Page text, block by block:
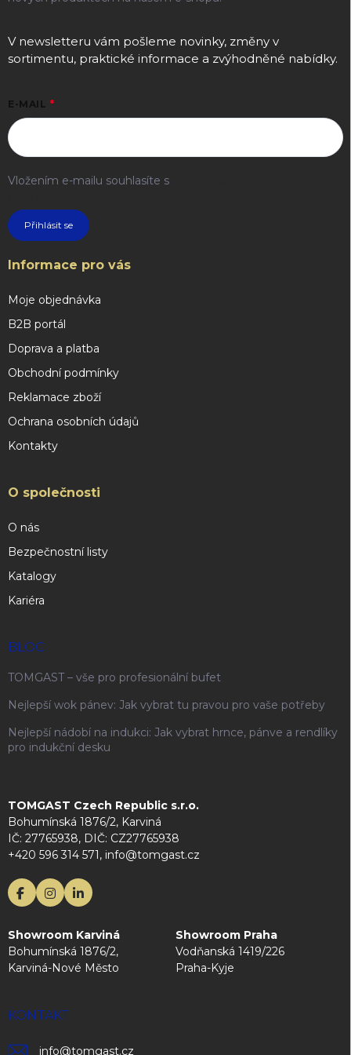
V newsletteru vám pošleme novinky, změny v
sortimentu, praktické informace a zvýhodněné nabídky.
E-MAIL
Vložením e-mailu souhlasíte s
Přihlásit se
Informace pro vás
Moje objednávka
B2B portál
Doprava a platba
Obchodní podmínky
Reklamace zboží
Ochrana osobních údajů
Kontakty
O společnosti
O nás
Bezpečnostní listy
Katalogy
Kariéra
BLOG
TOMGAST – vše pro profesionální bufet
Nejlepší wok pánev: Jak vybrat tu pravou pro vaše potřeby
Nejlepší nádobí na indukci: Jak vybrat hrnce, pánve a rendlíky
pro indukční desku
TOMGAST Czech Republic s.r.o.
Bohumínská 1876/2, Karviná
IČ: 27765938, DIČ: CZ27765938
+420 596 314 571, info@tomgast.cz
Showroom Karviná
Bohumínská 1876/2,
Karviná-Nové Město
Showroom Praha
Vodňanská 1419/226
Praha-Kyje
KONTAKT
info@tomgast.cz